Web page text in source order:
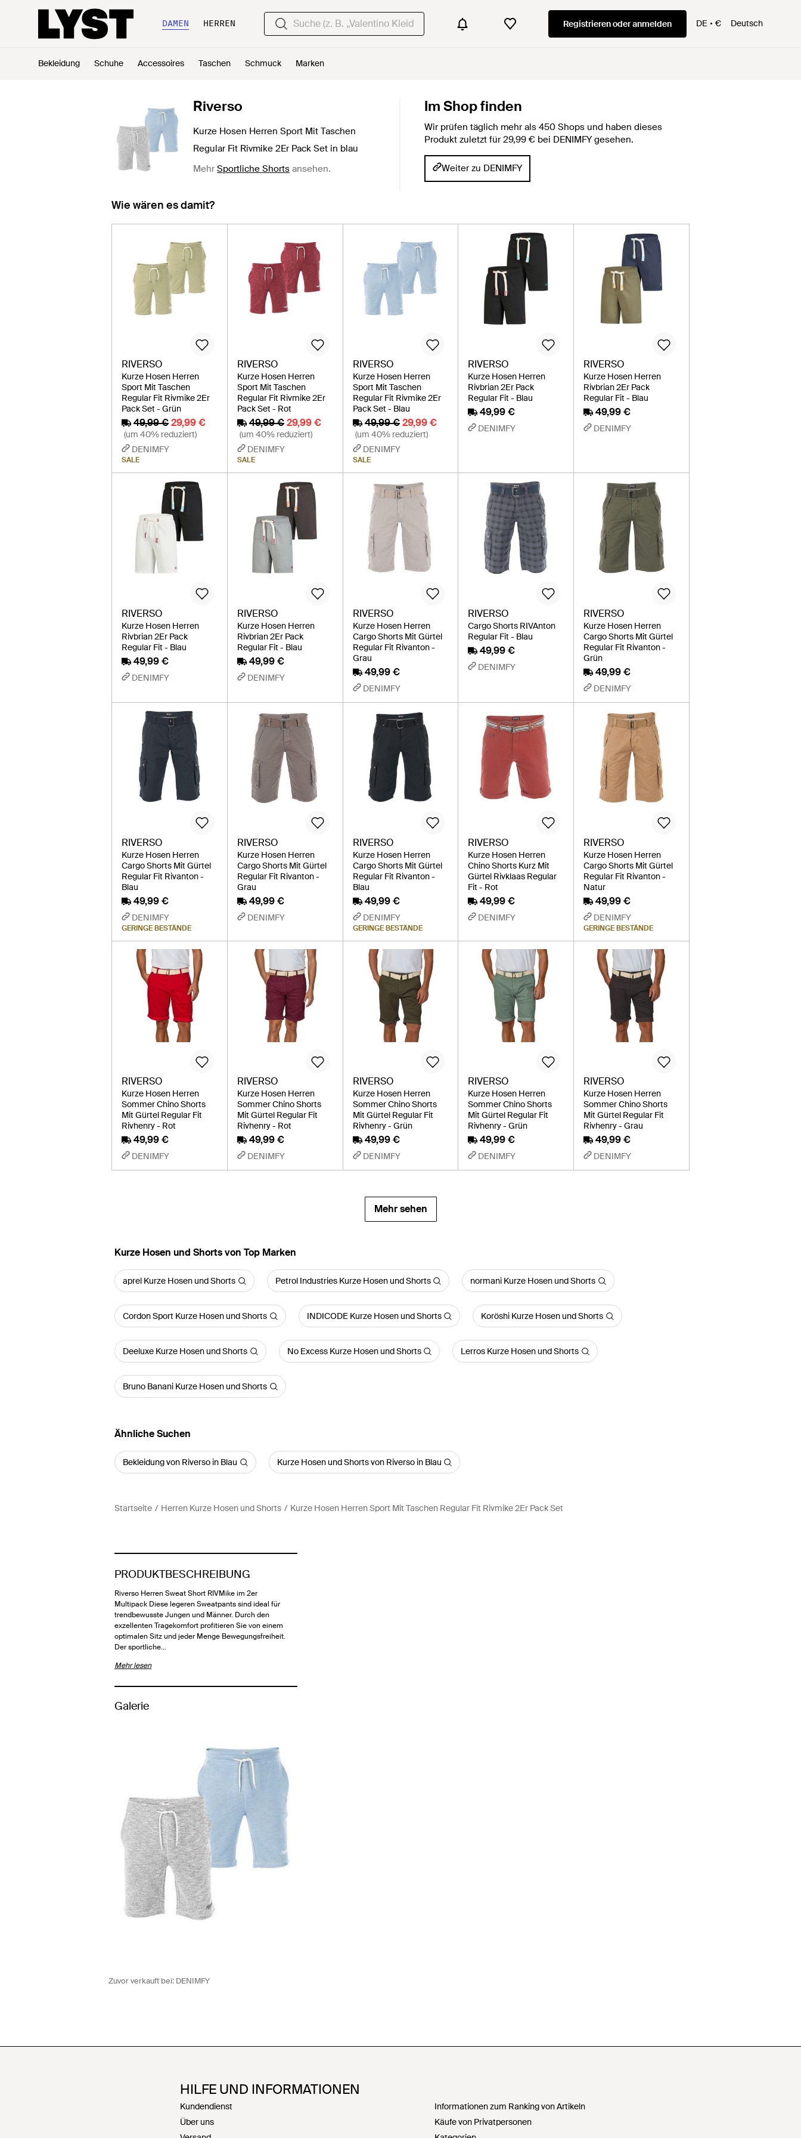
DAMEN HERREN Registrieren oder anmelden DE € Deutsch
Bekleidung Schuhe Accessoires Taschen Schmuck Marken
Riverso
Kurze Hosen Herren Sport Mit Taschen
Regular Fit Rivmike 2Er Pack Set in blau
Mehr Sportliche Shorts ansehen.
Im Shop finden
Wir prüfen täglich mehr als 450 Shops und haben dieses
Produkt zuletzt für 29,99 € bei DENIMFY gesehen.
Weiter zu DENIMFY
Wie wären es damit?
RIVERSO
Kurze Hosen Herren
Sport Mit Taschen
Regular Fit Rivmike 2Er
Pack Set - Grün
49,99 €29,99 €
(um 40% reduziert)
DENIMFY
SALE
RIVERSO
Kurze Hosen Herren
Sport Mit Taschen
Regular Fit Rivmike 2Er
Pack Set - Rot
49,99 € 29,99 €
(um 40% reduziert)
DENIMFY
SALE
RIVERSO
Kurze Hosen Herren
Sport Mit Taschen
Regular Fit Rivmike 2Er
Pack Set - Blau
49,99 € 29,99 €
(um 40% reduziert)
DENIMFY
SALE
RIVERSO
Kurze Hosen Herren
Rivbrian 2Er Pack
Regular Fit - Blau
49,99 €
DENIMFY
RIVERSO
Kurze Hosen Herren
Rivbrian 2Er Pack
Regular Fit - Blau
49,99 €
DENIMFY
RIVERSO
Kurze Hosen Herren
Rivbrian 2Er Pack
Regular Fit - Blau
49,99 €
DENIMFY
RIVERSO
Kurze Hosen Herren
Rivbrian 2Er Pack
Regular Fit - Blau
49,99 €
DENIMFY
RIVERSO
Kurze Hosen Herren
Cargo Shorts Mit Gürtel
Regular Fit Rivanton -
Grau
49,99 €
DENIMFY
RIVERSO
Cargo Shorts RIVAnton
Regular Fit - Blau
49,99 €
DENIMFY
RIVERSO
Kurze Hosen Herren
Cargo Shorts Mit Gürtel
Regular Fit Rivanton -
Grün
49,99 €
DENIMFY
RIVERSO
Kurze Hosen Herren
Cargo Shorts Mit Gürtel
Regular Fit Rivanton -
Blau
49,99 €
DENIMFY
GERINGE BESTÄNDE
RIVERSO
Kurze Hosen Herren
Cargo Shorts Mit Gürtel
Regular Fit Rivanton -
Grau
49,99 €
DENIMFY
RIVERSO
Kurze Hosen Herren
Cargo Shorts Mit Gürtel
Regular Fit Rivanton -
Blau
49,99 €
DENIMFY
GERINGE BESTÄNDE
RIVERSO
Kurze Hosen Herren
Chino Shorts Kurz Mit
Gürtel Rivklaas Regular
Fit - Rot
49,99 €
DENIMFY
RIVERSO
Kurze Hosen Herren
Cargo Shorts Mit Gürtel
Regular Fit Rivanton -
Natur
49,99 €
DENIMFY
GERINGE BESTÄNDE
RIVERSO
Kurze Hosen Herren
Sommer Chino Shorts
Mit Gürtel Regular Fit
Rivhenry - Rot
49,99 €
DENIMFY
RIVERSO
Kurze Hosen Herren
Sommer Chino Shorts
Mit Gürtel Regular Fit
Rivhenry - Rot
49,99 €
DENIMFY
RIVERSO
Kurze Hosen Herren
Sommer Chino Shorts
Mit Gürtel Regular Fit
Rivhenry - Grün
49,99 €
DENIMFY
RIVERSO
Kurze Hosen Herren
Sommer Chino Shorts
Mit Gürtel Regular Fit
Rivhenry - Grün
49,99 €
DENIMFY
RIVERSO
Kurze Hosen Herren
Sommer Chino Shorts
Mit Gürtel Regular Fit
Rivhenry - Grau
49,99 €
DENIMFY
Mehr sehen
Kurze Hosen und Shorts von Top Marken
aprel Kurze Hosen und Shorts Petrol Industries Kurze Hosen und Shorts normani Kurze Hosen und Shorts
Cordon Sport Kurze Hosen und Shorts INDICODE Kurze Hosen und Shorts Koröshi Kurze Hosen und Shorts
Deeluxe Kurze Hosen und Shorts No Excess Kurze Hosen und Shorts Lerros Kurze Hosen und Shorts
Bruno Banani Kurze Hosen und Shorts
Ähnliche Suchen
Bekleidung von Riverso in Blau Kurze Hosen und Shorts von Riverso in Blau
Startseite Herren Kurze Hosen und Shorts Kurze Hosen Herren Sport Mit Taschen Regular Fit Rivmike 2Er Pack Set
PRODUKTBESCHREIBUNG
Riverso Herren Sweat Short RIVMike im 2er
Multipack Diese legeren Sweatpants sind ideal für
trendbewusste Jungen und Männer. Durch den
exzellenten Tragekomfort profitieren Sie von einem
optimalen Sitz und jeder Menge Bewegungsfreiheit.
Der sportliche…
Mehr lesen
Galerie
Zuvor verkauft bei: DENIMFY
HILFE UND INFORMATIONEN
Kundendienst
Über uns
Informationen zum Ranking von Artikeln
Käufe von Privatpersonen